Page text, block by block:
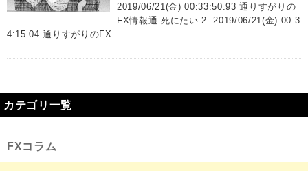
2019/06/21(金) 00:33:50.93 通りすがりの
FX情報通 死にたい 2: 2019/06/21(金) 00:3
4:15.04 通りすがりのFX…
カテゴリ一覧
FXコラム